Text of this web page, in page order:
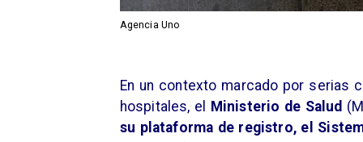
Agencia Uno
En un contexto marcado por
hospitales, el
Ministerio de Salud
su plataforma de registro, el